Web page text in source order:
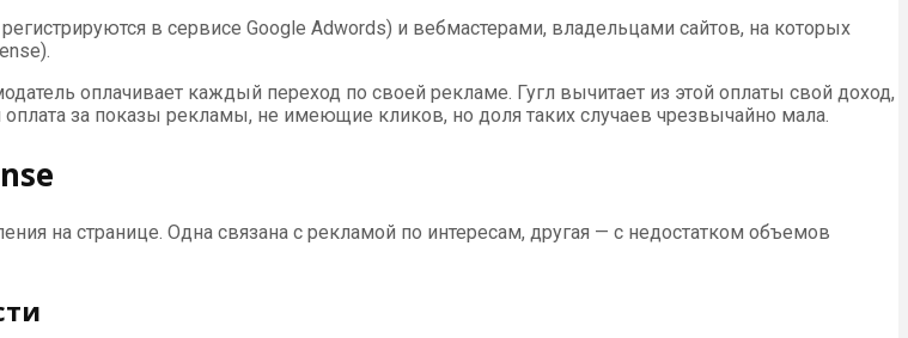
в сервисе Google Adwords) и вебмастерами, владельцами сайтов, на которых
оплачивает каждый переход по своей рекламе. Гугл вычитает из этой оплаты свой доход,
оплата за показы рекламы, не имеющие кликов, но доля таких случаев чрезвычайно мала.
на странице. Одна связана с рекламой по интересам, другая — с недостатком объемов